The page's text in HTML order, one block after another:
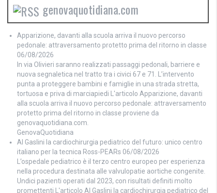
genovaquotidiana.com
Apparizione, davanti alla scuola arriva il nuovo percorso
pedonale: attraversamento protetto prima del ritorno in classe
06/08/2026
In via Olivieri saranno realizzati passaggi pedonali, barriere e
nuova segnaletica nel tratto tra i civici 67 e 71. L’intervento
punta a proteggere bambini e famiglie in una strada stretta,
tortuosa e priva di marciapiedi L'articolo Apparizione, davanti
alla scuola arriva il nuovo percorso pedonale: attraversamento
protetto prima del ritorno in classe proviene da
genovaquotidiana.com.
GenovaQuotidiana
Al Gaslini la cardiochirurgia pediatrico del futuro: unico centro
italiano per la tecnica Ross-PEARs 06/08/2026
L’ospedale pediatrico è il terzo centro europeo per esperienza
nella procedura destinata alle valvulopatie aortiche congenite.
Undici pazienti operati dal 2023, con risultati definiti molto
promettenti L'articolo Al Gaslini la cardiochirurgia pediatrico del